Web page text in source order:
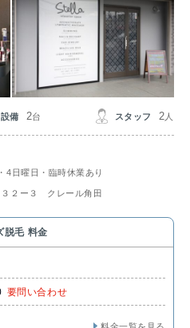
設備 2台 スタッフ 2 人
4日曜日・臨時休業あり
３２ー３ クレール角田
脱毛 料金
要問い合わせ
料金一覧を見る